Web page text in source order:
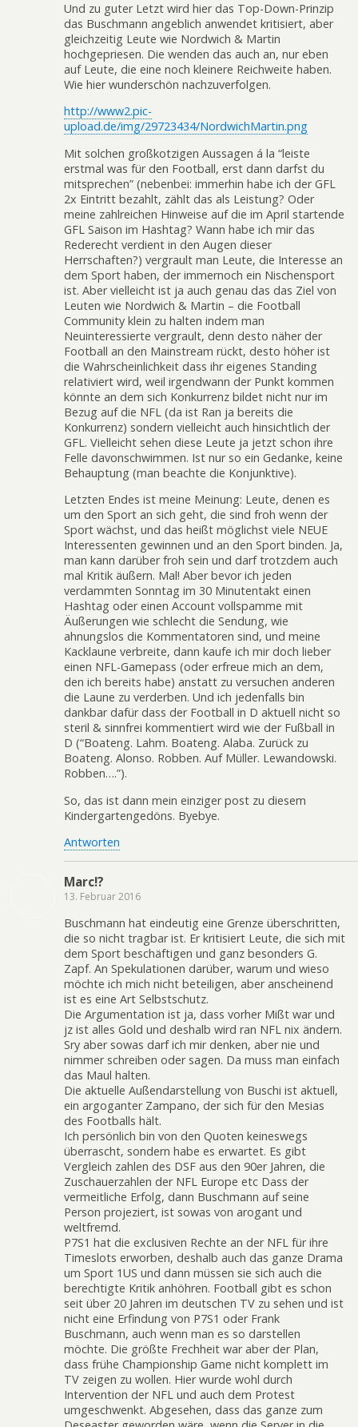
Und zu guter Letzt wird hier das Top-Down-Prinzip
das Buschmann angeblich anwendet kritisiert, aber
gleichzeitig Leute wie Nordwich & Martin
hochgepriesen. Die wenden das auch an, nur eben
auf Leute, die eine noch kleinere Reichweite haben.
Wie hier wunderschön nachzuverfolgen.
http://www2.pic-
upload.de/img/29723434/NordwichMartin.png
Mit solchen großkotzigen Aussagen á la “leiste
erstmal was für den Football, erst dann darfst du
mitsprechen” (nebenbei: immerhin habe ich der GFL
2x Eintritt bezahlt, zählt das als Leistung? Oder
meine zahlreichen Hinweise auf die im April startende
GFL Saison im Hashtag? Wann habe ich mir das
Rederecht verdient in den Augen dieser
Herrschaften?) vergrault man Leute, die Interesse an
dem Sport haben, der immernoch ein Nischensport
ist. Aber vielleicht ist ja auch genau das das Ziel von
Leuten wie Nordwich & Martin – die Football
Community klein zu halten indem man
Neuinteressierte vergrault, denn desto näher der
Football an den Mainstream rückt, desto höher ist
die Wahrscheinlichkeit dass ihr eigenes Standing
relativiert wird, weil irgendwann der Punkt kommen
könnte an dem sich Konkurrenz bildet nicht nur im
Bezug auf die NFL (da ist Ran ja bereits die
Konkurrenz) sondern vielleicht auch hinsichtlich der
GFL. Vielleicht sehen diese Leute ja jetzt schon ihre
Felle davonschwimmen. Ist nur so ein Gedanke, keine
Behauptung (man beachte die Konjunktive).
Letzten Endes ist meine Meinung: Leute, denen es
um den Sport an sich geht, die sind froh wenn der
Sport wächst, und das heißt möglichst viele NEUE
Interessenten gewinnen und an den Sport binden. Ja,
man kann darüber froh sein und darf trotzdem auch
mal Kritik äußern. Mal! Aber bevor ich jeden
verdammten Sonntag im 30 Minutentakt einen
Hashtag oder einen Account vollspamme mit
Äußerungen wie schlecht die Sendung, wie
ahnungslos die Kommentatoren sind, und meine
Kacklaune verbreite, dann kaufe ich mir doch lieber
einen NFL-Gamepass (oder erfreue mich an dem,
den ich bereits habe) anstatt zu versuchen anderen
die Laune zu verderben. Und ich jedenfalls bin
dankbar dafür dass der Football in D aktuell nicht so
steril & sinnfrei kommentiert wird wie der Fußball in
D (“Boateng. Lahm. Boateng. Alaba. Zurück zu
Boateng. Alonso. Robben. Auf Müller. Lewandowski.
Robben….”).
So, das ist dann mein einziger post zu diesem
Kindergartengedöns. Byebye.
Antworten
Marc!?
13. Februar 2016
Buschmann hat eindeutig eine Grenze überschritten,
die so nicht tragbar ist. Er kritisiert Leute, die sich mit
dem Sport beschäftigen und ganz besonders G.
Zapf. An Spekulationen darüber, warum und wieso
möchte ich mich nicht beteiligen, aber anscheinend
ist es eine Art Selbstschutz.
Die Argumentation ist ja, dass vorher Mißt war und
jz ist alles Gold und deshalb wird ran NFL nix ändern.
Sry aber sowas darf ich mir denken, aber nie und
nimmer schreiben oder sagen. Da muss man einfach
das Maul halten.
Die aktuelle Außendarstellung von Buschi ist aktuell,
ein argoganter Zampano, der sich für den Mesias
des Footballs hält.
Ich persönlich bin von den Quoten keineswegs
überrascht, sondern habe es erwartet. Es gibt
Vergleich zahlen des DSF aus den 90er Jahren, die
Zuschauerzahlen der NFL Europe etc Dass der
vermeitliche Erfolg, dann Buschmann auf seine
Person projeziert, ist sowas von arogant und
weltfremd.
P7S1 hat die exclusiven Rechte an der NFL für ihre
Timeslots erworben, deshalb auch das ganze Drama
um Sport 1US und dann müssen sie sich auch die
berechtigte Kritik anhöhren. Football gibt es schon
seit über 20 Jahren im deutschen TV zu sehen und ist
nicht eine Erfindung von P7S1 oder Frank
Buschmann, auch wenn man es so darstellen
möchte. Die größte Frechheit war aber der Plan,
dass frühe Championship Game nicht komplett im
TV zeigen zu wollen. Hier wurde wohl durch
Intervention der NFL und auch dem Protest
umgeschwenkt. Abgesehen, dass das ganze zum